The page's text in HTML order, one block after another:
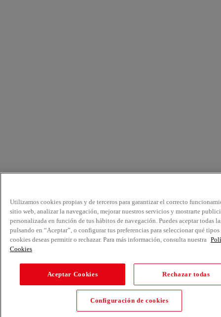
Utilizamos cookies propias y de terceros para garantizar el correcto
sitio web, analizar la navegación, mejorar nuestros servicios y mostrarte
personalizada en función de tus hábitos de navegación. Puedes aceptar todas
pulsando en “Aceptar”, o configurar tus preferencias para seleccionar qué tipos
cookies deseas permitir o rechazar. Para más información, consulta nuestra
Cookies
Aceptar Cookies Rechazar todas
Configuración de cookies